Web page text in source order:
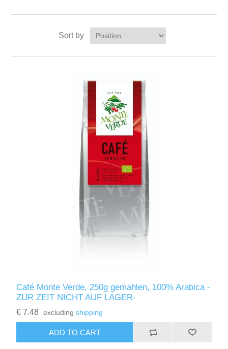
Sort by
Café Monte Verde, 250g gemahlen, 100% Arabica -
ZUR ZEIT NICHT AUF LAGER-
€ 7.48 excludingshipping
ADD TO CART